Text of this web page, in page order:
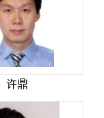
许鼎